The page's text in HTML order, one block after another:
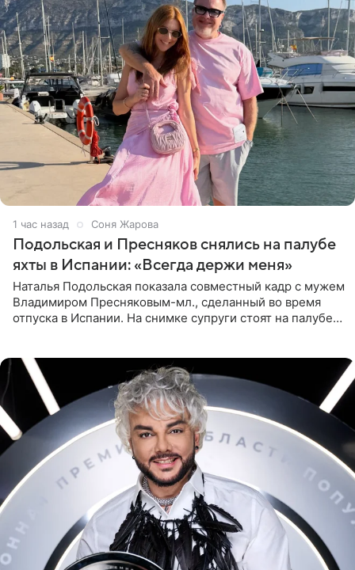
1 час назад Соня Жарова
Подольская и Пресняков снялись на палубе
яхты в Испании: «Всегда держи меня»
Наталья Подольская показала совместный кадр с мужем
Владимиром Пресняковым-мл., сделанный во время
отпуска в Испании. На снимке супруги стоят на палубе